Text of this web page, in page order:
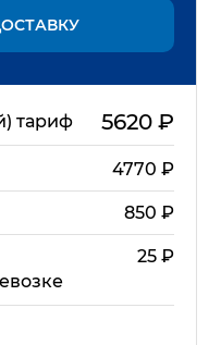
тариф 5620₽
4770 ₽
850 ₽
25₽